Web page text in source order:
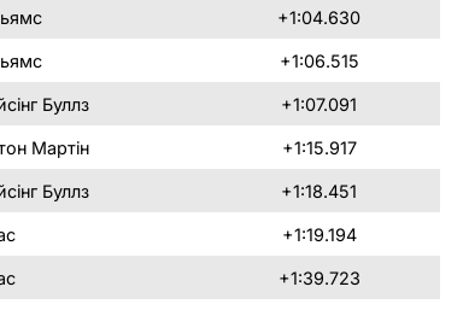
+1:04.630
+1:06.515
Буллз +1:07.091
Мартін +1:15.917
Буллз +1:18.451
+1:19.194
+1:39.723